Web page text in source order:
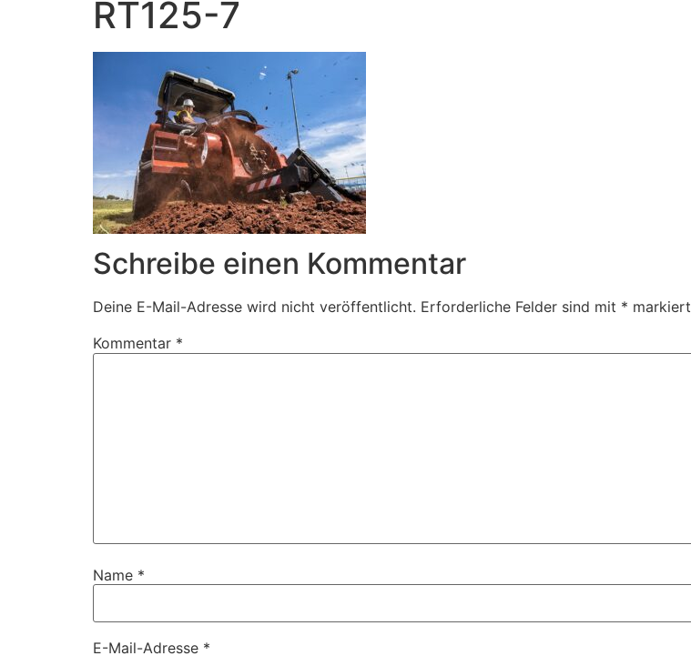
RT125-7
Schreibe einen Kommentar
Deine E-Mail-Adresse wird nicht veröffentlicht. Erforderliche Felder sind mit * markiert
Kommentar *
Name *
E-Mail-Adresse *